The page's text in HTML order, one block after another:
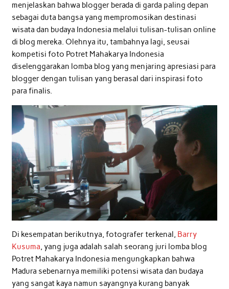
menjelaskan bahwa blogger berada di garda paling depan
sebagai duta bangsa yang mempromosikan destinasi
wisata dan budaya Indonesia melalui tulisan-tulisan online
di blog mereka. Olehnya itu, tambahnya lagi, seusai
kompetisi foto Potret Mahakarya Indonesia
diselenggarakan lomba blog yang menjaring apresiasi para
blogger dengan tulisan yang berasal dari inspirasi foto
para finalis.
Di kesempatan berikutnya, fotografer terkenal, Barry
Kusuma, yang juga adalah salah seorang juri lomba blog
Potret Mahakarya Indonesia mengungkapkan bahwa
Madura sebenarnya memiliki potensi wisata dan budaya
yang sangat kaya namun sayangnya kurang banyak